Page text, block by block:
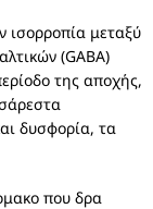
ισορροπία μεταξύ
(GABA)
της αποχής,
δυσφορία, τα
που δρα